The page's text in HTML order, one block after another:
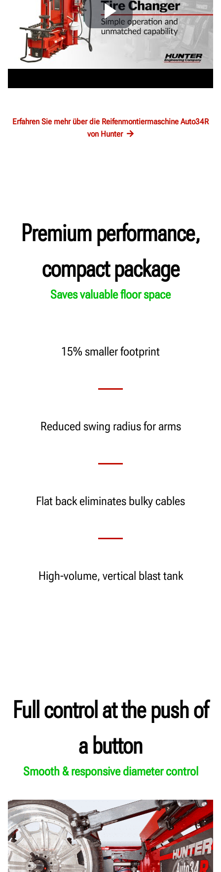
Erfahren Sie mehr über die Reifenmontiermaschine Auto34R
von Hunter
Premium performance,
compact package
Saves valuable floor space
15% smaller footprint
Reduced swing radius for arms
Flat back eliminates bulky cables
High-volume, vertical blast tank
Full control at the push of
a button
Smooth & responsive diameter control